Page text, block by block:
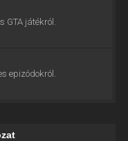
GTA játékról.
epizódokról.